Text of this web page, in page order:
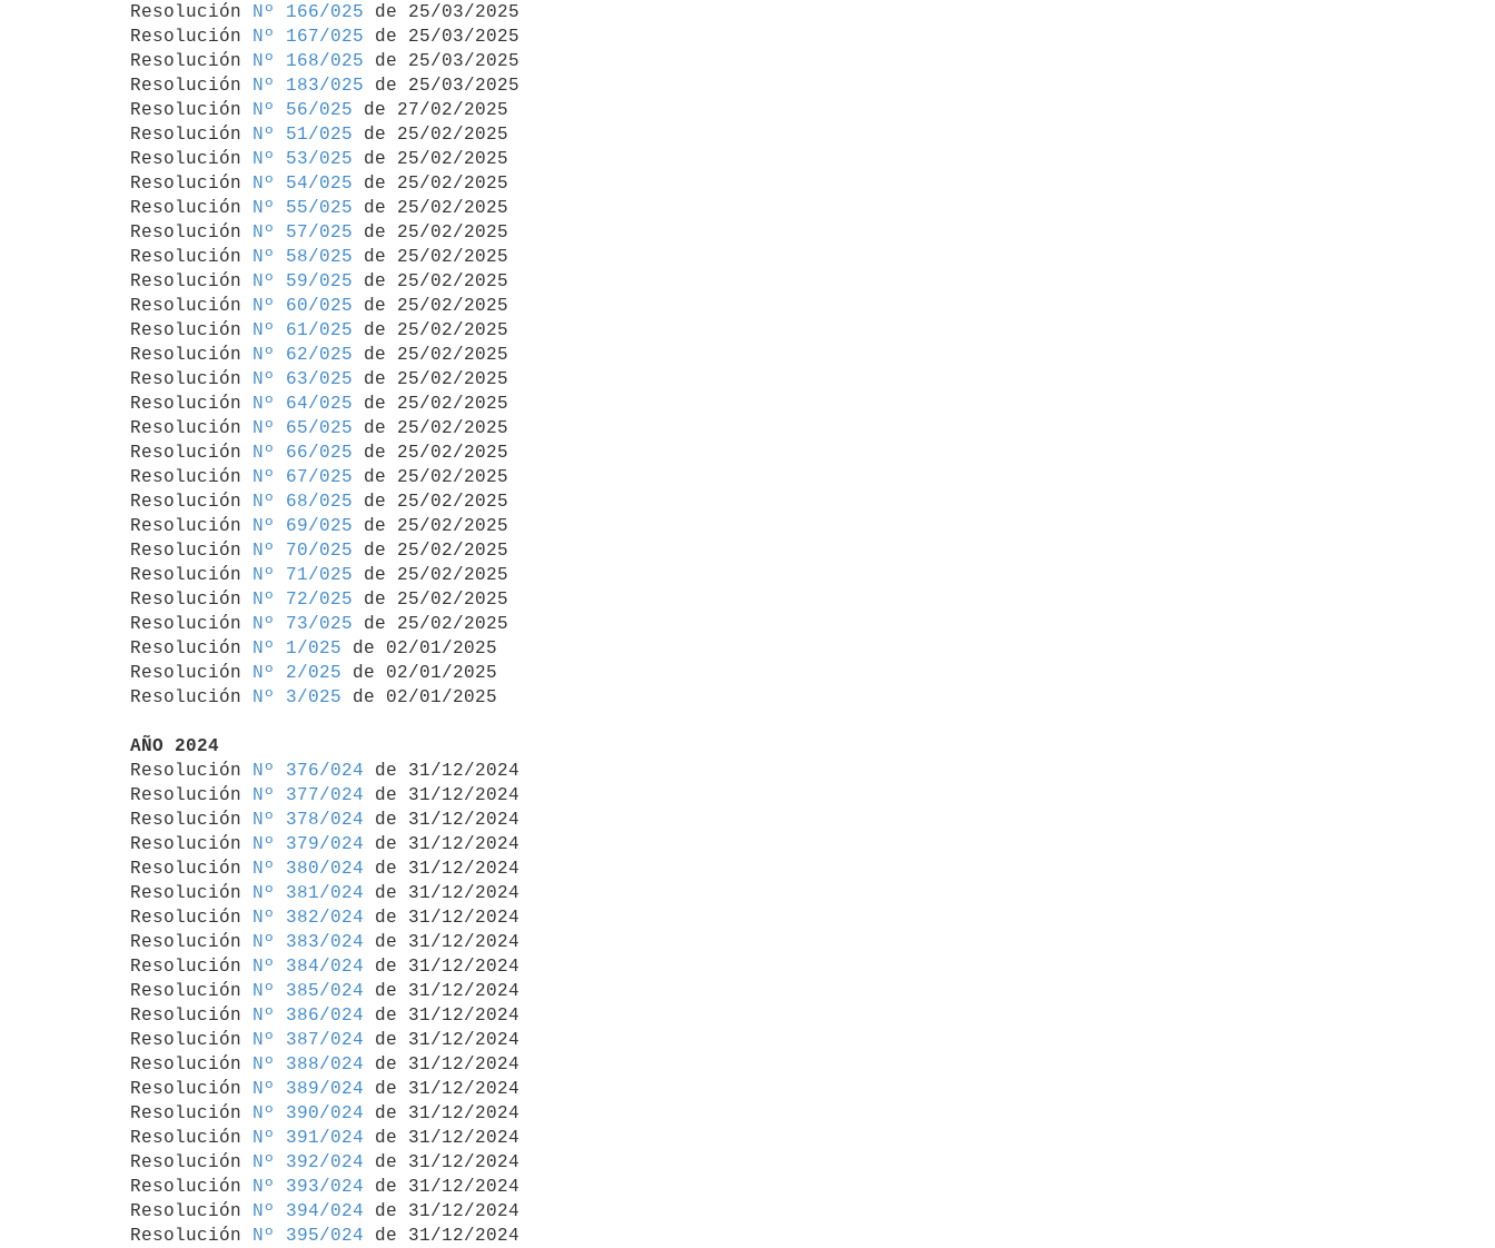
Resolución
Nº 166/025 de 25/03/2025
Resolución
Nº 167/025 de 25/03/2025
Resolución
Nº 168/025 de 25/03/2025
Resolución
Nº 183/025 de 25/03/2025
Resolución
Nº 56/025 de 27/02/2025
Resolución
Nº 51/025 de 25/02/2025
Resolución
Nº 53/025 de 25/02/2025
Resolución
Nº 54/025 de 25/02/2025
Resolución
Nº 55/025 de 25/02/2025
Resolución
Nº 57/025 de 25/02/2025
Resolución
Nº 58/025 de 25/02/2025
Resolución
Nº 59/025 de 25/02/2025
Resolución
Nº 60/025 de 25/02/2025
Resolución
Nº 61/025 de 25/02/2025
Resolución
Nº 62/025 de 25/02/2025
Resolución
Nº 63/025 de 25/02/2025
Resolución
Nº 64/025 de 25/02/2025
Resolución
Nº 65/025 de 25/02/2025
Resolución
Nº 66/025 de 25/02/2025
Resolución
Nº 67/025 de 25/02/2025
Resolución
Nº 68/025 de 25/02/2025
Resolución
Nº 69/025 de 25/02/2025
Resolución
Nº 70/025 de 25/02/2025
Resolución
Nº 71/025 de 25/02/2025
Resolución
Nº 72/025 de 25/02/2025
Resolución
Nº 73/025 de 25/02/2025
Resolución
Nº 1/025 de 02/01/2025
Resolución
Nº 2/025 de 02/01/2025
Resolución
Nº 3/025 de 02/01/2025
AÑO 2024
Resolución
Nº 376/024 de 31/12/2024
Resolución
Nº 377/024 de 31/12/2024
Resolución
Nº 378/024 de 31/12/2024
Resolución
Nº 379/024 de 31/12/2024
Resolución
Nº 380/024 de 31/12/2024
Resolución
Nº 381/024 de 31/12/2024
Resolución
Nº 382/024 de 31/12/2024
Resolución
Nº 383/024 de 31/12/2024
Resolución
Nº 384/024 de 31/12/2024
Resolución
Nº 385/024 de 31/12/2024
Resolución
Nº 386/024 de 31/12/2024
Resolución
Nº 387/024 de 31/12/2024
Resolución
Nº 388/024 de 31/12/2024
Resolución
Nº 389/024 de 31/12/2024
Resolución
Nº 390/024 de 31/12/2024
Resolución
Nº 391/024 de 31/12/2024
Resolución
Nº 392/024 de 31/12/2024
Resolución
Nº 393/024 de 31/12/2024
Resolución
Nº 394/024 de 31/12/2024
Resolución
Nº 395/024 de 31/12/2024